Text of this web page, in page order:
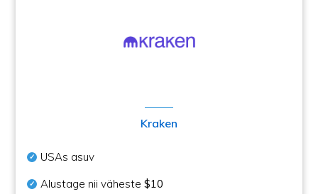
Kraken
USAs asuv
Alustage nii väheste$10